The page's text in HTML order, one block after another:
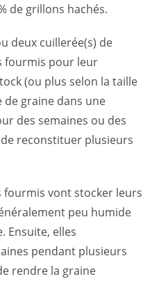
de grillons hachés.
deux cuillerée(s) de
fourmis pour leur
(ou plus selon la taille
de graine dans une
des semaines ou des
reconstituer plusieurs
fourmis vont stocker leurs
peu humide
Ensuite, elles
pendant plusieurs
rendre la graine